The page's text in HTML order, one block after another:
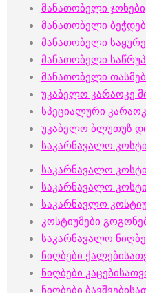
მანათობელი ჯოხები
მანათობელი
მანათობელი
მანათობელი
მანათობელი
უკაბელო კარაოკე
სპეციალური
უკაბელო ბლუთუზ
საკარნავალო
საკარნავალო
საკარნავალო
საკარნავლო
კოსტიუმები
საკარნავალო
ნიღბები
ნიღბები
ნიღბები